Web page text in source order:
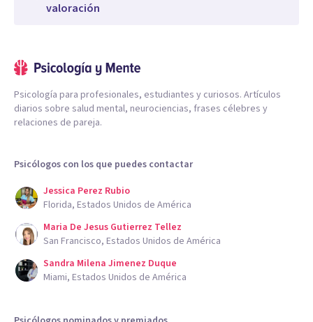
valoración
Psicología para profesionales, estudiantes y curiosos. Artículos
diarios sobre salud mental, neurociencias, frases célebres y
relaciones de pareja.
Psicólogos con los que puedes contactar
Jessica Perez Rubio
Florida, Estados Unidos de América
Maria De Jesus Gutierrez Tellez
San Francisco, Estados Unidos de América
Sandra Milena Jimenez Duque
Miami, Estados Unidos de América